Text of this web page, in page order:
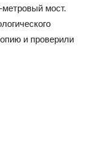
мост.
и проверили